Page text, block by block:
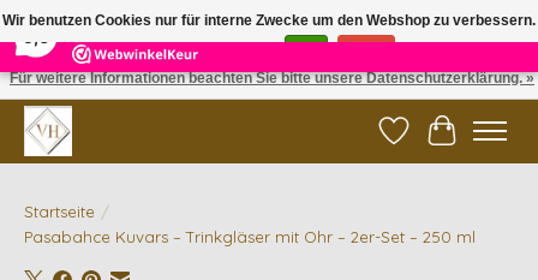
5 Reviews ×
✓ Gratis verzending vanaf €200 | ✓ 14 dagen retourneren
Wunschzettel
Ihr
Startseite /
Pasabahce Kuvars – Trinkgläser mit Ohr – 2er-Set – 250 ml
Wir benutzen Cookies nur für interne Zwecke um den Webshop zu verbessern.
Ist das in Ordnung?
Für weitere Informationen beachten Sie bitte unsere Datenschutzerklärung. »